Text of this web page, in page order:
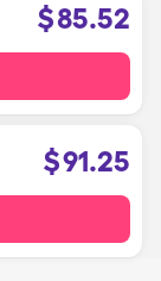
$85.52
$91.25